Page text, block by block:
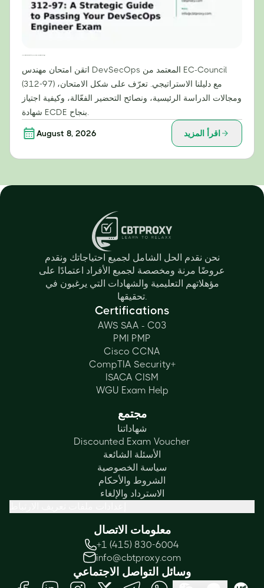
اتقن امتحان مهندس DevSecOps المعتمد من EC-Council
(312-97) مع دليلنا الاستراتيجي. تعرّف على شكل الامتحان،
ومجالات الدراسة الرئيسية، ونصائح التحضير الفعّالة، وكيفية اجتياز
August 8, 2026 اقرأ المزيد
نحن نقدم الحل الشامل لجميع احتياجاتك ونقدم
عروضًا مرنة ومخصصة لجميع الأفراد اعتمادًا على
مؤهلاتهم التعليمية والشهادات التي يرغبون في
تحقيقها.
Certifications
AWS SAA - C03
PMI PMP
Cisco CCNA
CompTIA Security+
ISACA CISM
WGU Exam Help
مجتمع
شهاداتنا
Discounted Exam Voucher
الأسئلة الشائعة
سياسة الخصوصية
الشروط والأحكام
الاسترداد والإلغاء
معلومات الاتصال
+1 (415) 830-6004
info@cbtproxy.com
وسائل التواصل الاجتماعي